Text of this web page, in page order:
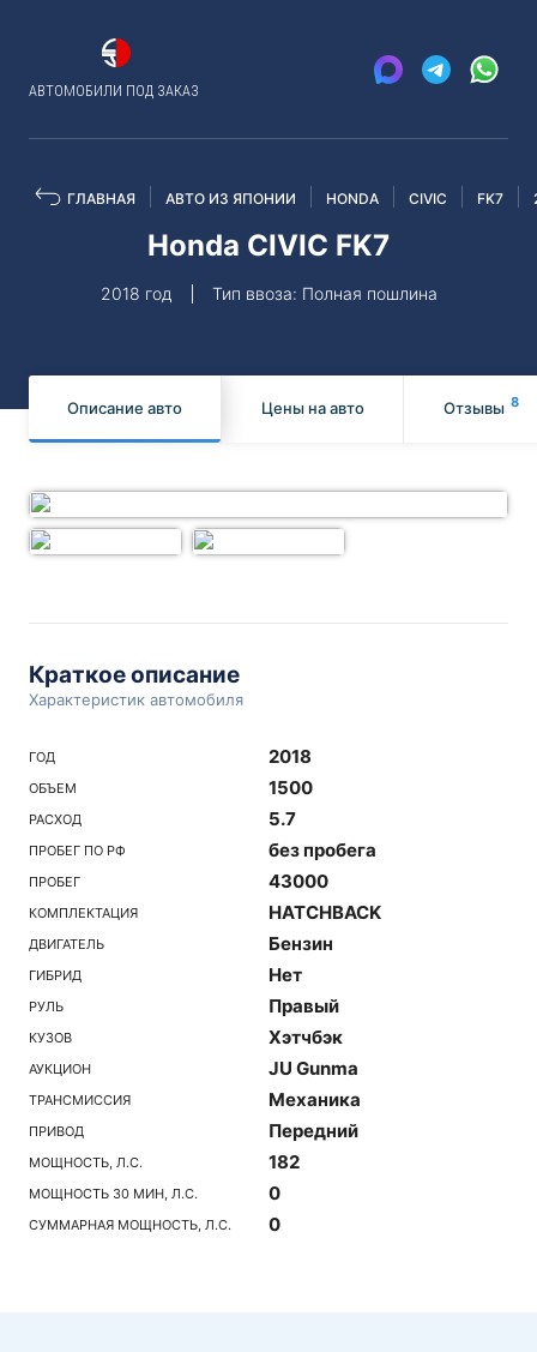
АВТОМОБИЛИ ПОД ЗАКАЗ
ГЛАВНАЯ АВТО ИЗ ЯПОНИИ HONDA CIVIC FK7
Honda CIVIC FK7
2018 год Тип ввоза: Полная пошлина
Описание авто Цены на авто Отзывы 8
Краткое описание
Характеристик автомобиля
ГОД 2018
ОБЪЕМ 1500
РАСХОД 5.7
ПРОБЕГ ПО РФ без пробега
ПРОБЕГ 43000
КОМПЛЕКТАЦИЯ HATCHBACK
ДВИГАТЕЛЬ Бензин
ГИБРИД Нет
РУЛЬ Правый
КУЗОВ Хэтчбэк
АУКЦИОН JU Gunma
ТРАНСМИССИЯ Механика
ПРИВОД Передний
МОЩНОСТЬ, Л.С. 182
МОЩНОСТЬ 30 МИН, Л.С. 0
СУММАРНАЯ МОЩНОСТЬ, Л.С. 0